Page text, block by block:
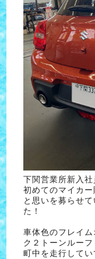
下関営業所新入
初めてのマイカ
と思いを募らせ
た！
車体色のフレイ
ク２トーンルーフ
町中を走行して